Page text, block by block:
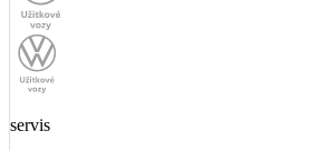
servis